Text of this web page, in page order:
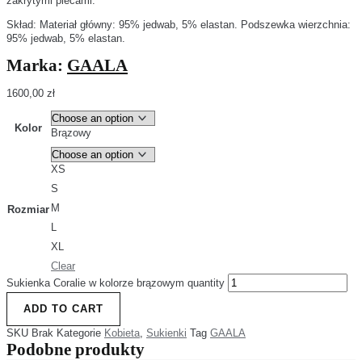
Skład: Materiał główny: 95% jedwab, 5% elastan. Podszewka wierzchnia:
95% jedwab, 5% elastan.
Marka: GAALA
1600,00 zł
Kolor Brązowy
Rozmiar
XS
S
M
L
XL
Clear
Sukienka Coralie w kolorze brązowym quantity
ADD TO CART
SKU Brak Kategorie Kobieta, Sukienki Tag GAALA
Podobne produkty